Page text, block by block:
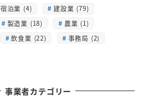
宿泊業 (4)
建設業 (79)
製造業 (18)
農業 (1)
飲食業 (22)
事務局 (2)
事業者カテゴリー